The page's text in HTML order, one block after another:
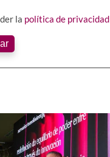
la política de privacidad